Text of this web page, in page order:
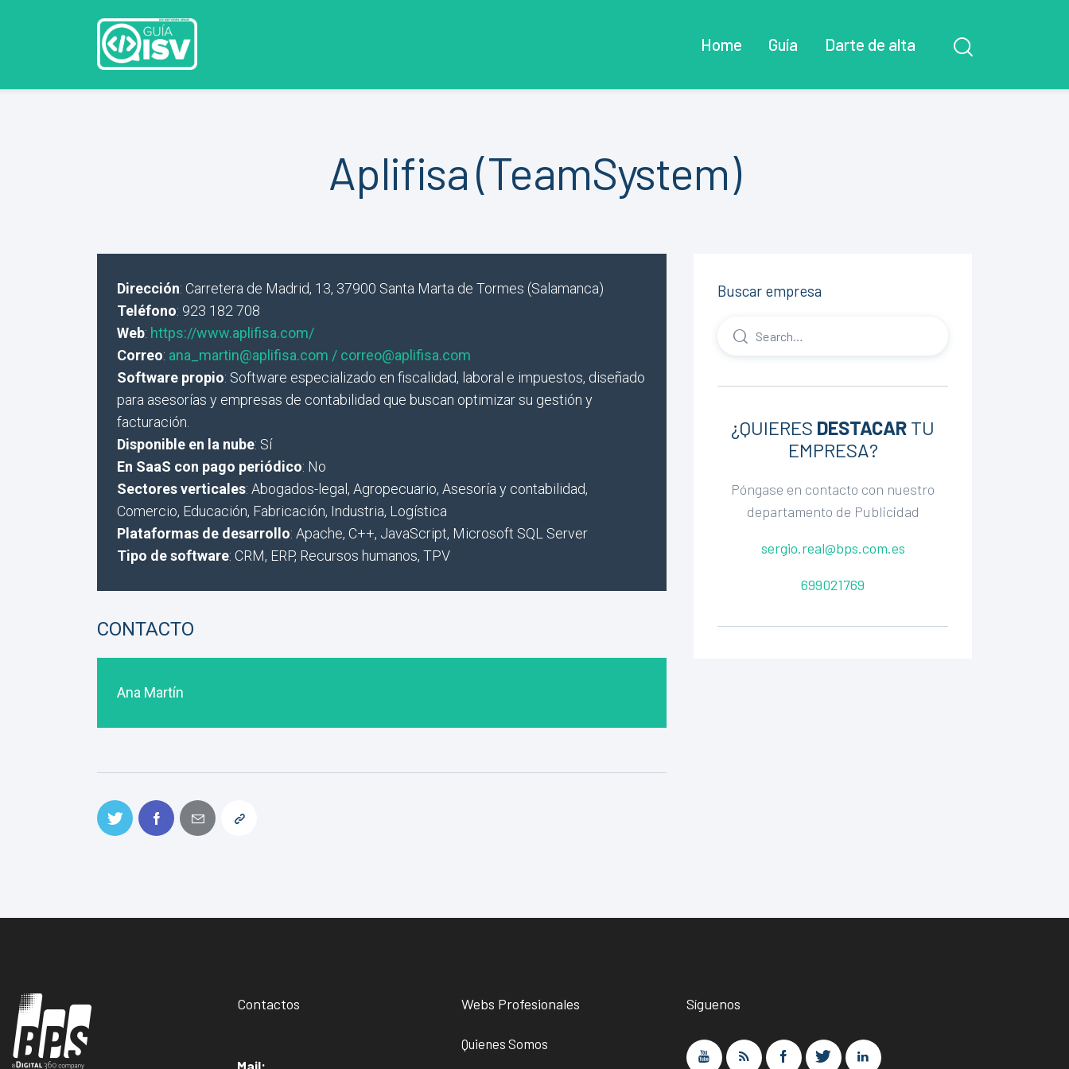
Home Guía Darte de alta
Aplifisa (TeamSystem)
Dirección: Carretera de Madrid, 13, 37900 Santa Marta de Tormes (Salamanca)
Teléfono: 923 182 708
Web: https://www.aplifisa.com/
Correo: ana_martin@aplifisa.com / correo@aplifisa.com
Software propio: Software especializado en fiscalidad, laboral e impuestos, diseñado
para asesorías y empresas de contabilidad que buscan optimizar su gestión y
facturación.
Disponible en la nube: Sí
En SaaS con pago periódico: No
Sectores verticales: Abogados-legal, Agropecuario, Asesoría y contabilidad,
Comercio, Educación, Fabricación, Industria, Logística
Plataformas de desarrollo: Apache, C++, JavaScript, Microsoft SQL Server
Tipo de software: CRM, ERP, Recursos humanos, TPV
CONTACTO
Ana Martín
Buscar empresa
¿QUIERES DESTACAR TU
EMPRESA?
Póngase en contacto con nuestro
departamento de Publicidad
sergio.real@bps.com.es
699021769
Contactos Webs Profesionales
Quienes Somos
Síguenos